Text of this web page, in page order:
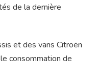
de la dernière
et des vans Citroën
consommation de